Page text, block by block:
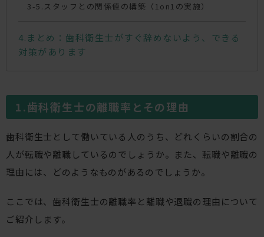
スタッフとの関係値の構築（1on1の実施）
まとめ：歯科衛生士がすぐ辞めないよう、できる
対策があります
歯科衛生士の離職率とその理由
歯科衛生士として働いている人のうち、どれくらいの割合の
人が転職や離職しているのでしょうか。また、転職や離職の
理由には、どのようなものがあるのでしょうか。
ここでは、歯科衛生士の離職率と離職や退職の理由について
ご紹介します。